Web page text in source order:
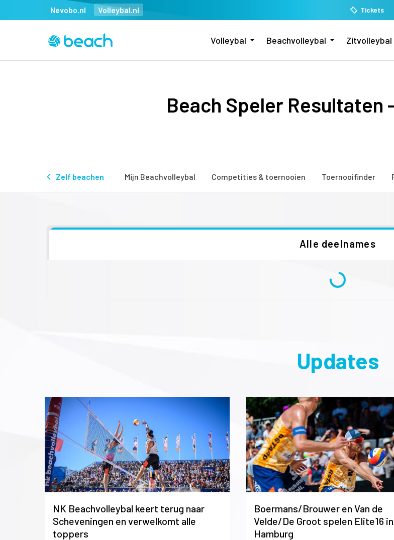
Nevobo.nl Volleybal.nl Tickets
Volleybal Beachvolleybal Zitvolleybal
Beach Speler Resultaten
Zelf beachen Mijn Beachvolleybal Competities & toernooien Toernooifinder
Alle deelnames
Updates
NK Beachvolleybal keert terug naar
Scheveningen en verwelkomt alle
toppers
Boermans/Brouwer en Van de
Velde/De Groot spelen Elite16 in
Hamburg